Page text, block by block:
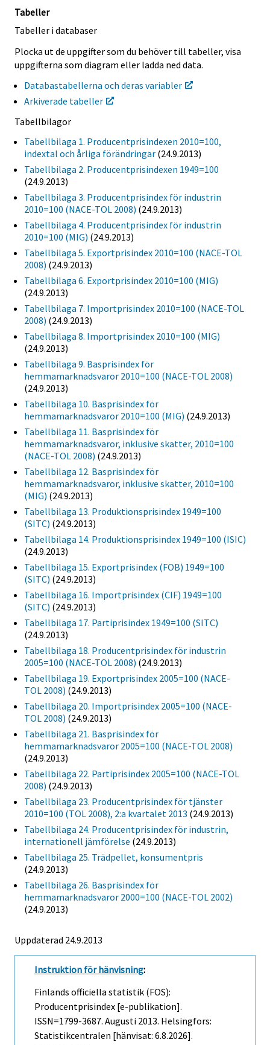
Tabeller
Tabeller i databaser
Plocka ut de uppgifter som du behöver till tabeller, visa
uppgifterna som diagram eller ladda ned data.
Databastabellerna och deras variabler
Arkiverade tabeller
Tabellbilagor
Tabellbilaga 1. Producentprisindexen 2010=100,
indextal och årliga förändringar (24.9.2013)
Tabellbilaga 2. Producentprisindexen 1949=100
(24.9.2013)
Tabellbilaga 3. Producentprisindex för industrin
2010=100 (NACE-TOL 2008) (24.9.2013)
Tabellbilaga 4. Producentprisindex för industrin
2010=100 (MIG) (24.9.2013)
Tabellbilaga 5. Exportprisindex 2010=100 (NACE-TOL
2008) (24.9.2013)
Tabellbilaga 6. Exportprisindex 2010=100 (MIG)
(24.9.2013)
Tabellbilaga 7. Importprisindex 2010=100 (NACE-TOL
2008) (24.9.2013)
Tabellbilaga 8. Importprisindex 2010=100 (MIG)
(24.9.2013)
Tabellbilaga 9. Basprisindex för
hemmamarknadsvaror 2010=100 (NACE-TOL 2008)
(24.9.2013)
Tabellbilaga 10. Basprisindex för
hemmamarknadsvaror 2010=100 (MIG) (24.9.2013)
Tabellbilaga 11. Basprisindex för
hemmamarknadsvaror, inklusive skatter, 2010=100
(NACE-TOL 2008) (24.9.2013)
Tabellbilaga 12. Basprisindex för
hemmamarknadsvaror, inklusive skatter, 2010=100
(MIG) (24.9.2013)
Tabellbilaga 13. Produktionsprisindex 1949=100
(SITC) (24.9.2013)
Tabellbilaga 14. Produktionsprisindex 1949=100 (ISIC)
(24.9.2013)
Tabellbilaga 15. Exportprisindex (FOB) 1949=100
(SITC) (24.9.2013)
Tabellbilaga 16. Importprisindex (CIF) 1949=100
(SITC) (24.9.2013)
Tabellbilaga 17. Partiprisindex 1949=100 (SITC)
(24.9.2013)
Tabellbilaga 18. Producentprisindex för industrin
2005=100 (NACE-TOL 2008) (24.9.2013)
Tabellbilaga 19. Exportprisindex 2005=100 (NACE-
TOL 2008) (24.9.2013)
Tabellbilaga 20. Importprisindex 2005=100 (NACE-
TOL 2008) (24.9.2013)
Tabellbilaga 21. Basprisindex för
hemmamarknadsvaror 2005=100 (NACE-TOL 2008)
(24.9.2013)
Tabellbilaga 22. Partiprisindex 2005=100 (NACE-TOL
2008) (24.9.2013)
Tabellbilaga 23. Producentprisindex för tjänster
2010=100 (TOL 2008), 2:a kvartalet 2013 (24.9.2013)
Tabellbilaga 24. Producentprisindex för industrin,
internationell jämförelse (24.9.2013)
Tabellbilaga 25. Trädpellet, konsumentpris
(24.9.2013)
Tabellbilaga 26. Basprisindex för
hemmamarknadsvaror 2000=100 (NACE-TOL 2002)
(24.9.2013)
Uppdaterad 24.9.2013
Instruktion för hänvisning:
Finlands officiella statistik (FOS):
Producentprisindex [e-publikation].
ISSN=1799-3687. Augusti 2013. Helsingfors:
Statistikcentralen [hänvisat: 6.8.2026].